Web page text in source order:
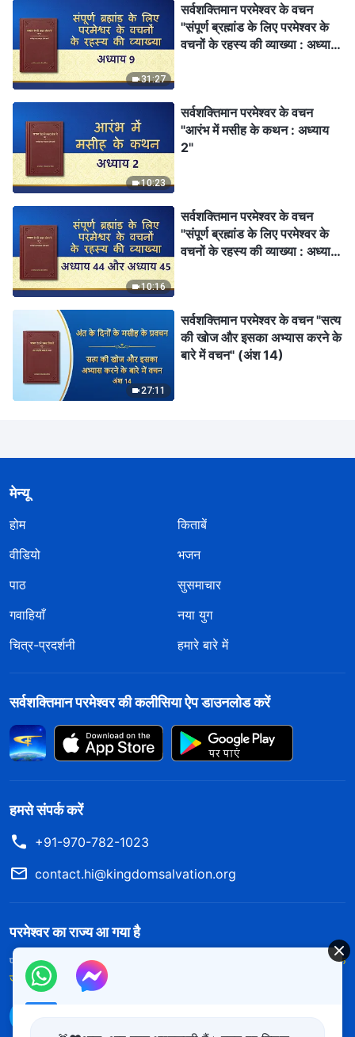
31:27
सर्वशक्तिमान परमेश्वर के वचन
"संपूर्ण ब्रह्मांड के लिए परमेश्वर के
वचनों के रहस्य की व्याख्या : अध्याय
10:23
सर्वशक्तिमान परमेश्वर के वचन
"आरंभ में मसीह के कथन : अध्याय
2"
10:16
सर्वशक्तिमान परमेश्वर के वचन
"संपूर्ण ब्रह्मांड के लिए परमेश्वर के
वचनों के रहस्य की व्याख्या : अध्याय
27:11
सर्वशक्तिमान परमेश्वर के वचन "सत्य
की खोज और इसका अभ्यास करने के
बारे में वचन" (अंश 14)
मेन्यू
होम
किताबें
वीडियो
भजन
पाठ
सुसमाचार
गवाहियाँ
नया युग
चित्र-प्रदर्शनी
हमारे बारे में
सर्वशक्तिमान परमेश्वर की कलीसिया ऐप डाउनलोड करें
हमसे संपर्क करें
+91-970-782-1023
contact.hi@kingdomsalvation.org
परमेश्वर का राज्य आ गया है
परमेश्वर का राज्य पृथ्वी पर आ गया है! क्या आप इसमें प्रवेश करना चाहते हैं?
और अधिक
जानें